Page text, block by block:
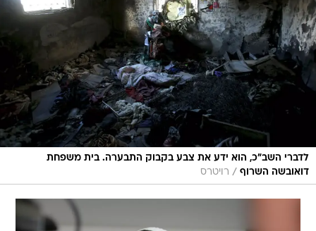
לדברי השב"כ, הוא ידע את צבע בקבוק התבערה. בית משפחת
דואובשה השרוף / רויטרס